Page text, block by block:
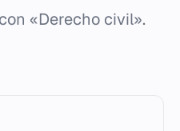
«Derecho civil».